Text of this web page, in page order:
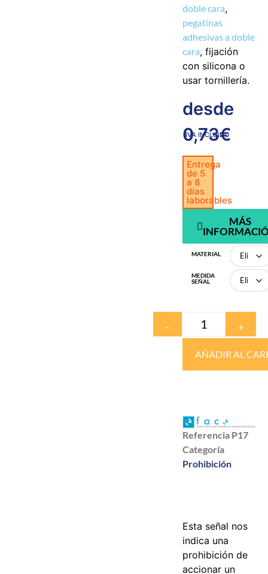
doble cara,
pegatinas
adhesivas a doble
cara, fijación
con silicona o
usar tornillería.
desde
0,73€
IVA INCLUIDO
Entrega
de 5
a 8
días
laborables
MÁS
MATERIAL
MEDIDA
SEÑAL
- +
AÑADIR AL
Referencia P17
Categoría
Prohibición
Esta señal nos
indica una
prohibición de
accionar un